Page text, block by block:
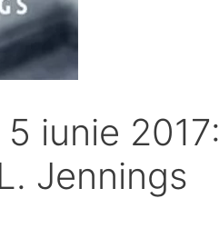
iunie
Jennings